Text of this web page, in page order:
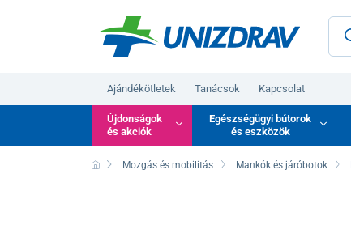
Ajándékötletek Tanácsok Kapcsolat
Újdonságok
és akciók
Egészségügyi bútorok
és eszközök
Mozgás és mobilitás Mankók és járóbotok